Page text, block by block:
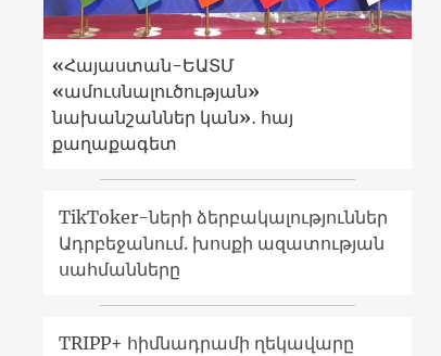
«Հայաստան-ԵԱՏՄ
«ամուսնալուծության»
նախանշաններ կան»․ հայ
քաղաքագետ
TikToker-ների ձերբակալություններ
Ադրբեջանում. խոսքի ազատության
սահմանները
TRIPP+ հիմնադրամի ղեկավարը